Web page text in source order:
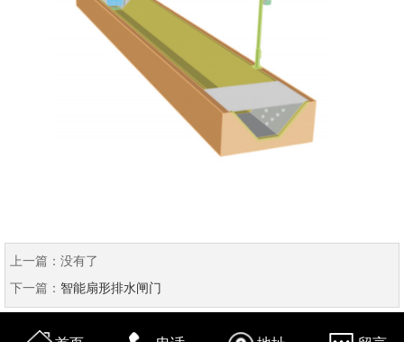
上一篇： 没有了
下一篇： 智能扇形排水闸门